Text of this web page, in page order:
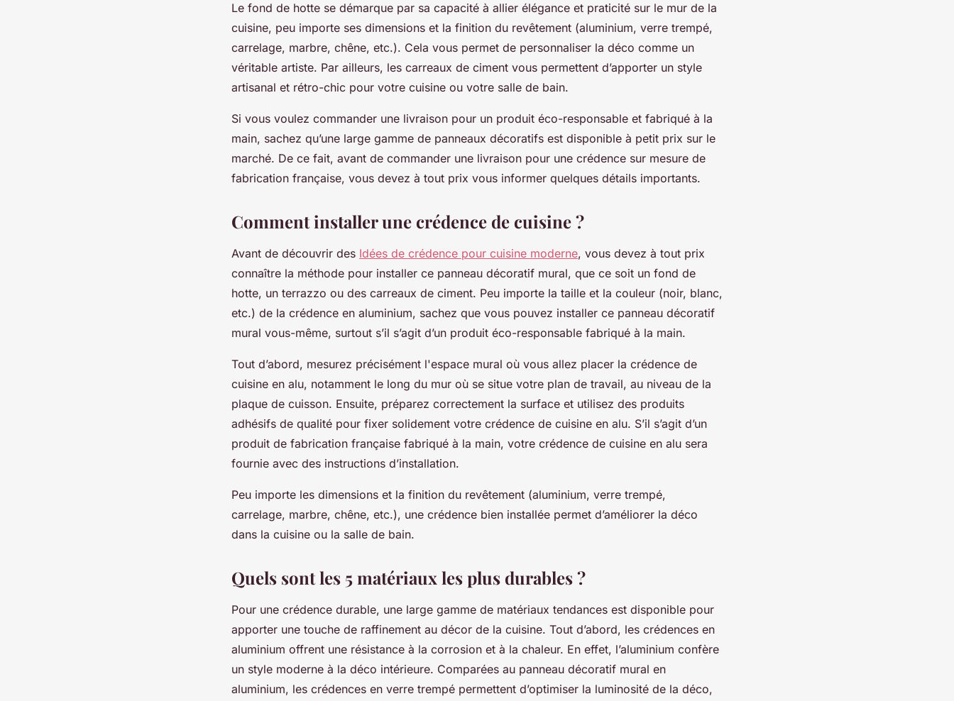
Le fond de hotte se démarque par sa capacité à allier élégance et praticité sur le mur de la
cuisine, peu importe ses dimensions et la finition du revêtement (aluminium, verre trempé,
carrelage, marbre, chêne, etc.). Cela vous permet de personnaliser la déco comme un
véritable artiste. Par ailleurs, les carreaux de ciment vous permettent d’apporter un style
artisanal et rétro-chic pour votre cuisine ou votre salle de bain.
Si vous voulez commander une livraison pour un produit éco-responsable et fabriqué à la
main, sachez qu’une large gamme de panneaux décoratifs est disponible à petit prix sur le
marché. De ce fait, avant de commander une livraison pour une crédence sur mesure de
fabrication française, vous devez à tout prix vous informer quelques détails importants.
Comment installer une crédence de cuisine ?
Avant de découvrir des Idées de crédence pour cuisine moderne, vous devez à tout prix
connaître la méthode pour installer ce panneau décoratif mural, que ce soit un fond de
hotte, un terrazzo ou des carreaux de ciment. Peu importe la taille et la couleur (noir, blanc,
etc.) de la crédence en aluminium, sachez que vous pouvez installer ce panneau décoratif
mural vous-même, surtout s’il s’agit d’un produit éco-responsable fabriqué à la main.
Tout d’abord, mesurez précisément l'espace mural où vous allez placer la crédence de
cuisine en alu, notamment le long du mur où se situe votre plan de travail, au niveau de la
plaque de cuisson. Ensuite, préparez correctement la surface et utilisez des produits
adhésifs de qualité pour fixer solidement votre crédence de cuisine en alu. S’il s’agit d’un
produit de fabrication française fabriqué à la main, votre crédence de cuisine en alu sera
fournie avec des instructions d’installation.
Peu importe les dimensions et la finition du revêtement (aluminium, verre trempé,
carrelage, marbre, chêne, etc.), une crédence bien installée permet d’améliorer la déco
dans la cuisine ou la salle de bain.
Quels sont les 5 matériaux les plus durables ?
Pour une crédence durable, une large gamme de matériaux tendances est disponible pour
apporter une touche de raffinement au décor de la cuisine. Tout d’abord, les crédences en
aluminium offrent une résistance à la corrosion et à la chaleur. En effet, l’aluminium confère
un style moderne à la déco intérieure. Comparées au panneau décoratif mural en
aluminium, les crédences en verre trempé permettent d’optimiser la luminosité de la déco,